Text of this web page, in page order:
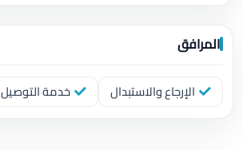
المرافق
الإرجاع والاستبدال خدمة التوصيل